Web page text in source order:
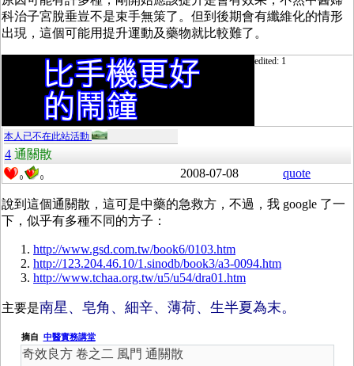
科治子宮脫垂豈不是束手無策了。但到後期會有纖維化的情形
出現，這個可能用提升運動及藥物就比較難了。
edited: 1
本人已不在此站活動
4 通關散
0 0 2008-07-08 quote
說到這個通關散，這可是中藥的急救方，不過，我 google 了一
下，似乎有多種不同的方子：
http://www.gsd.com.tw/book6/0103.htm
http://123.204.46.10/1.sinodb/book3/a3-0094.htm
http://www.tchaa.org.tw/u5/u54/dra01.htm
主要是南星、皂角、細辛、薄荷、生半夏為末。
摘自 中醫實務講堂
奇效良方 卷之二 風門 通關散